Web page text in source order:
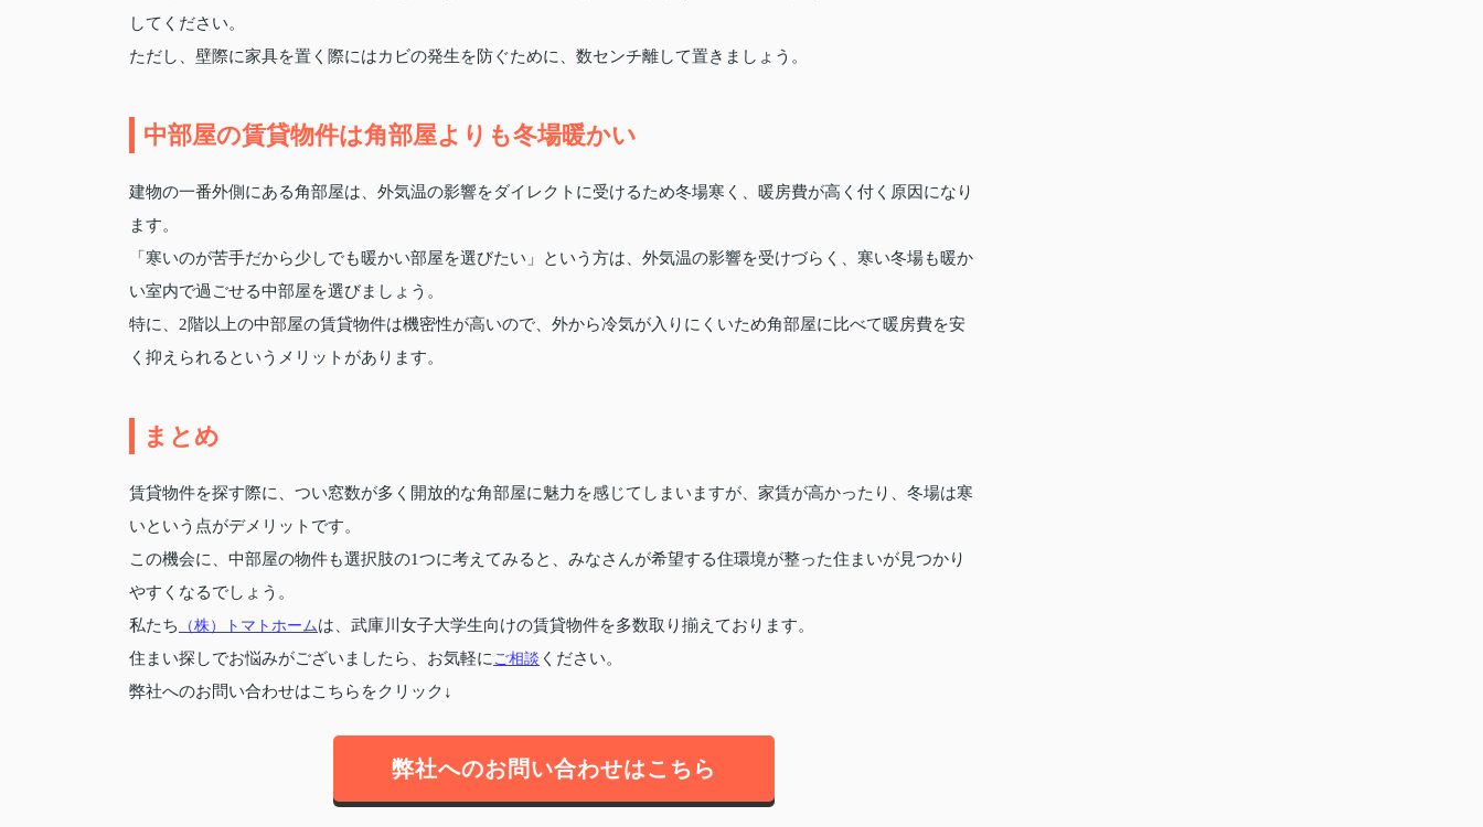
してください。
ただし、壁際に家具を置く際にはカビの発生を防ぐために、数センチ離して置きましょう。
中部屋の賃貸物件は角部屋よりも冬場暖かい
建物の一番外側にある角部屋は、外気温の影響をダイレクトに受けるため冬場寒く、暖房費が高く付く原因になり
ます。
「寒いのが苦手だから少しでも暖かい部屋を選びたい」という方は、外気温の影響を受けづらく、寒い冬場も暖か
い室内で過ごせる中部屋を選びましょう。
特に、2階以上の中部屋の賃貸物件は機密性が高いので、外から冷気が入りにくいため角部屋に比べて暖房費を安
く抑えられるというメリットがあります。
まとめ
賃貸物件を探す際に、つい窓数が多く開放的な角部屋に魅力を感じてしまいますが、家賃が高かったり、冬場は寒
いという点がデメリットです。
この機会に、中部屋の物件も選択肢の1つに考えてみると、みなさんが希望する住環境が整った住まいが見つかり
やすくなるでしょう。
私たち
（株）トマトホームは、武庫川女子大学生向けの賃貸物件を多数取り揃えております。
住まい探しでお悩みがございましたら、お気軽に ご相談 ください。
弊社へのお問い合わせはこちらをクリック↓
弊社へのお問い合わせはこちら